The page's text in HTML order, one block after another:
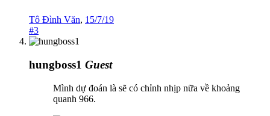
Tô Đình Văn, 15/7/19
#3
hungboss1 Guest
Mình dự đoán là sẽ có chỉnh nhịp nữa về khoảng
quanh 966.